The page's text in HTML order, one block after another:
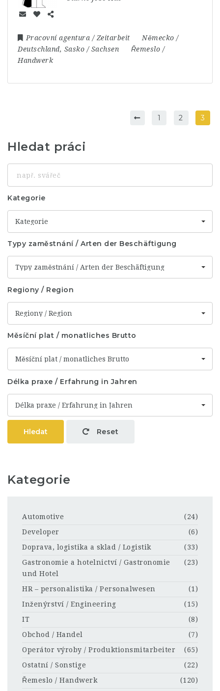
Pracovní agentura / Zeitarbeit
Německo /
Deutschland, Sasko / Sachsen
Řemeslo /
Handwerk
1 2 3
Hledat práci
svářeč
Kategorie
Kategorie
Typy zaměstnání / Arten der Beschäftigung
Typy zaměstnání / Arten der Beschäftigung
Regiony / Region
Regiony / Region
Měsíční plat / monatliches Brutto
Měsíční plat / monatliches Brutto
Délka praxe / Erfahrung in Jahren
Délka praxe / Erfahrung in Jahren
Hledat Reset
Kategorie
Automotive
(24)
Developer
(6)
Doprava, logistika a sklad / Logistik
(33)
Gastronomie a hotelnictví / Gastronomie
und Hotel
(23)
HR – personalistika / Personalwesen
(1)
Inženýrství / Engineering
(15)
IT
(8)
Obchod / Handel
(7)
Operátor výroby / Produktionsmitarbeiter
(65)
Ostatní / Sonstige
(22)
Řemeslo / Handwerk
(120)